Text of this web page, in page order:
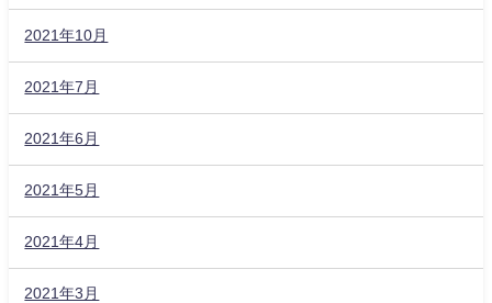
2021年10月
2021年7月
2021年6月
2021年5月
2021年4月
2021年3月